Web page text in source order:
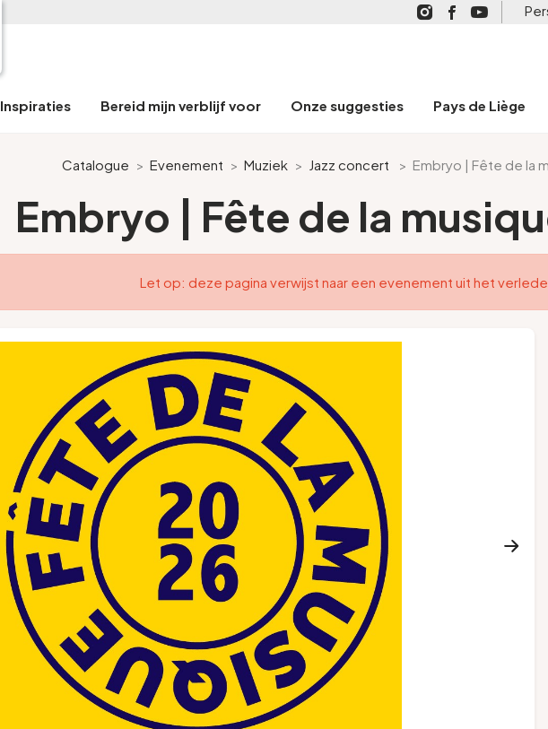
Inspiraties Bereid mijn verblijf voor Onze suggesties Pays de Liège
Catalogue > Evenement > Muziek > Jazz concert > Embryo | Fête de la
Embryo | Fête de la
Let op: deze pagina verwijst naar een evenement uit het